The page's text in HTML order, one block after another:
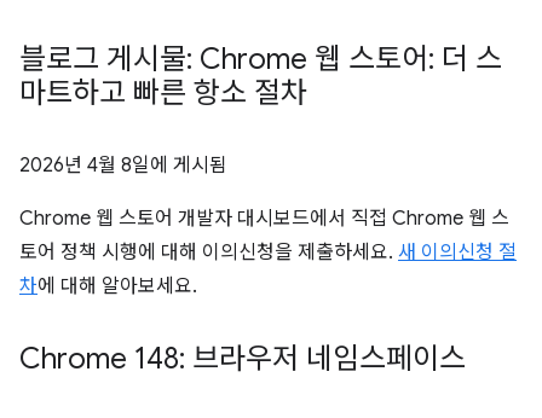
블로그 게시물: Chrome 웹 스토어: 더 스
마트하고 빠른 항소 절차
2026년 4월 8일에 게시됨
Chrome 웹 스토어 개발자 대시보드에서 직접 Chrome 웹 스
토어 정책 시행에 대해 이의신청을 제출하세요. 새 이의신청 절
차에 대해 알아보세요.
Chrome 148: 브라우저 네임스페이스